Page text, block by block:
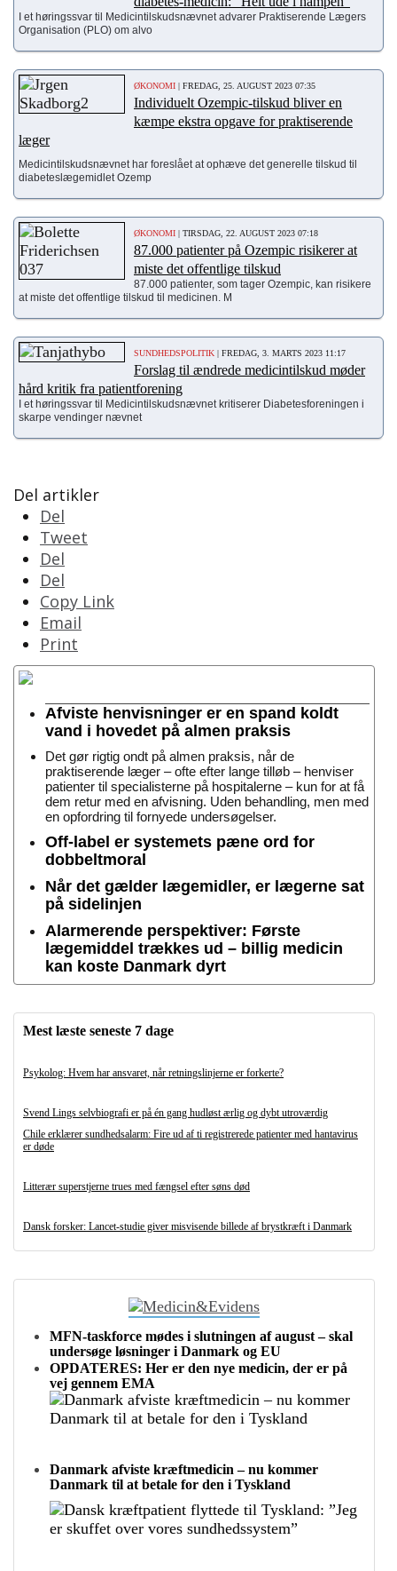
I et høringssvar til Medicintilskudsnævnet advarer Praktiserende Lægers
Organisation (PLO) om alvo
ØKONOMI | FREDAG, 25. AUGUST 2023 07:35
Individuelt Ozempic-tilskud bliver en
kæmpe ekstra opgave for praktiserende
læger
Medicintilskudsnævnet har foreslået at ophæve det generelle tilskud til
diabeteslægemidlet Ozemp
ØKONOMI | TIRSDAG, 22. AUGUST 2023 07:18
87.000 patienter på Ozempic risikerer at
miste det offentlige tilskud
87.000 patienter, som tager Ozempic, kan risikere
at miste det offentlige tilskud til medicinen. M
SUNDHEDSPOLITIK | FREDAG, 3. MARTS 2023 11:17
Forslag til ændrede medicintilskud møder
hård kritik fra patientforening
I et høringssvar til Medicintilskudsnævnet kritiserer Diabetesforeningen i
skarpe vendinger nævnet
Del artikler
Del
Tweet
Del
Del
Copy Link
Email
Print
Afviste henvisninger er en spand koldt
vand i hovedet på almen praksis
Det gør rigtig ondt på almen praksis, når de
praktiserende læger – ofte efter lange tilløb – henviser
patienter til specialisterne på hospitalerne – kun for at få
dem retur med en afvisning. Uden behandling, men med
en opfordring til fornyede undersøgelser.
Off-label er systemets pæne ord for
dobbeltmoral
Når det gælder lægemidler, er lægerne sat
på sidelinjen
Alarmerende perspektiver: Første
lægemiddel trækkes ud – billig medicin
kan koste Danmark dyrt
Mest læste seneste 7 dage
Psykolog: Hvem har ansvaret, når retningslinjerne er forkerte?
Svend Lings selvbiografi er på én gang hudløst ærlig og dybt utroværdig
Chile erklærer sundhedsalarm: Fire ud af ti registrerede patienter med hantavirus
er døde
Litterær superstjerne trues med fængsel efter søns død
Dansk forsker: Lancet-studie giver misvisende billede af brystkræft i Danmark
MFN-taskforce mødes i slutningen af august – skal
undersøge løsninger i Danmark og EU
OPDATERES: Her er den nye medicin, der er på
vej gennem EMA
Danmark afviste kræftmedicin – nu kommer
Danmark til at betale for den i Tyskland